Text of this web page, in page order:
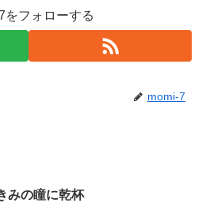
をフォローする
momi-7
みの瞳に乾杯